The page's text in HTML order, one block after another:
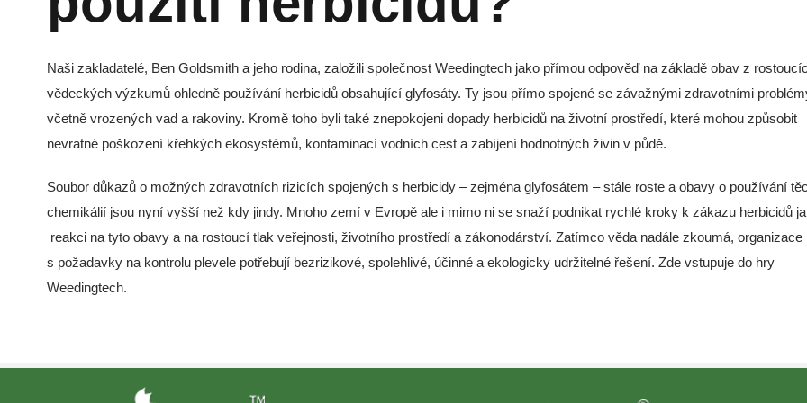
Naši zakladatelé, Ben Goldsmith a jeho rodina, založili společnost Weedingtech jako přímou odpověď na základě obav z
vědeckých výzkumů ohledně používání herbicidů obsahující glyfosáty. Ty jsou přímo spojené se závažnými zdravotními
včetně vrozených vad a rakoviny. Kromě toho byli také znepokojeni dopady herbicidů na životní prostředí, které mohou způsobit
nevratné poškození křehkých ekosystémů, kontaminací vodních cest a zabíjení hodnotných živin v půdě.
Soubor důkazů o možných zdravotních rizicích spojených s herbicidy – zejména glyfosátem – stále roste a obavy o používání
chemikálií jsou nyní vyšší než kdy jindy. Mnoho zemí v Evropě ale i mimo ni se snaží podnikat rychlé kroky k zákazu herbicidů
reakci na tyto obavy a na rostoucí tlak veřejnosti, životního prostředí a zákonodárství. Zatímco věda nadále zkoumá, organizace
s požadavky na kontrolu plevele potřebují bezrizikové, spolehlivé, účinné a ekologicky udržitelné řešení. Zde vstupuje do hry
Weedingtech.